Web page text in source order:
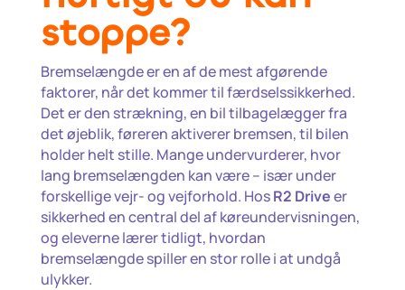
stoppe?
Bremselængde er en af de mest afgørende
faktorer, når det kommer til færdselssikkerhed.
Det er den strækning, en bil tilbagelægger fra
det øjeblik, føreren aktiverer bremsen, til bilen
holder helt stille. Mange undervurderer, hvor
lang bremselængden kan være – især under
forskellige vejr- og vejforhold. HosR2 Driveer
sikkerhed en central del af køreundervisningen,
og eleverne lærer tidligt, hvordan
bremselængde spiller en stor rolle i at undgå
ulykker.